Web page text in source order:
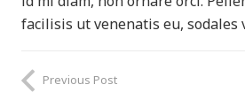
facilisis ut venenatis eu, sodales
Previous Post